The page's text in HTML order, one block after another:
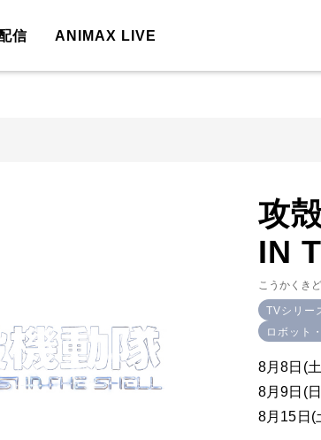
信 ANIMAX LIVE
攻
IN
こうかくき
TVシリー
ロボット
8月8日(
8月9日(
8月15日